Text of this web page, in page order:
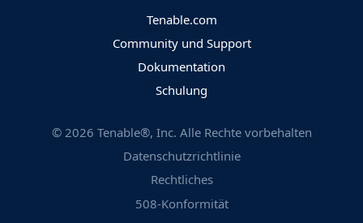
Tenable.com
Community und Support
Dokumentation
Schulung
© 2026 Tenable®, Inc. Alle Rechte vorbehalten
Datenschutzrichtlinie
Rechtliches
508-Konformität